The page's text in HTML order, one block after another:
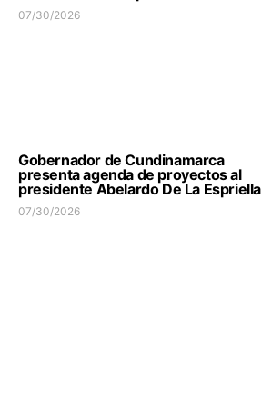
07/30/2026
Gobernador de Cundinamarca
presenta agenda de proyectos al
presidente Abelardo De La Espriella
07/30/2026